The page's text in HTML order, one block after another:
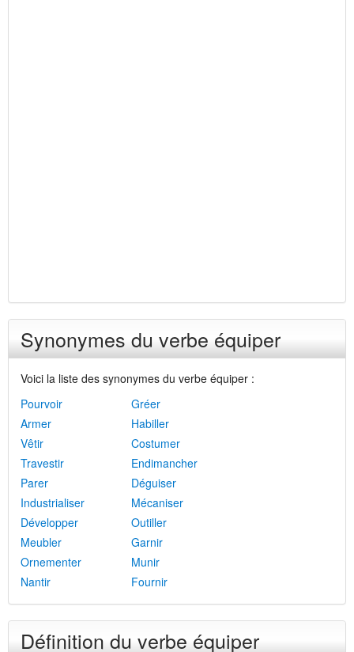
Synonymes du verbe équiper
Voici la liste des synonymes du verbe équiper :
Pourvoir
Gréer
Armer
Habiller
Vêtir
Costumer
Travestir
Endimancher
Parer
Déguiser
Industrialiser
Mécaniser
Développer
Outiller
Meubler
Garnir
Ornementer
Munir
Nantir
Fournir
Définition du verbe équiper